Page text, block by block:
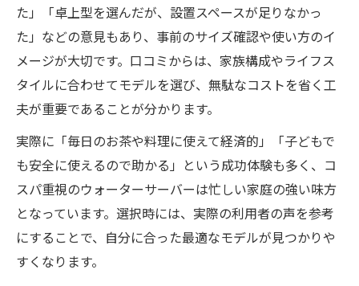
た」「卓上型を選んだが、設置スペースが足りなかっ
た」などの意見もあり、事前のサイズ確認や使い方のイ
メージが大切です。口コミからは、家族構成やライフス
タイルに合わせてモデルを選び、無駄なコストを省く工
夫が重要であることが分かります。
実際に「毎日のお茶や料理に使えて経済的」「子どもで
も安全に使えるので助かる」という成功体験も多く、コ
スパ重視のウォーターサーバーは忙しい家庭の強い味方
となっています。選択時には、実際の利用者の声を参考
にすることで、自分に合った最適なモデルが見つかりや
すくなります。